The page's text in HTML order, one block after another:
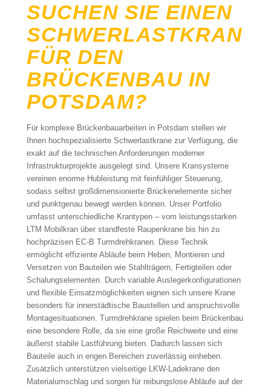
SUCHEN SIE EINEN
SCHWERLASTKRAN
FÜR DEN
BRÜCKENBAU IN
POTSDAM?
Für komplexe Brückenbauarbeiten in Potsdam stellen wir
Ihnen hochspezialisierte Schwerlastkrane zur Verfügung, die
exakt auf die technischen Anforderungen moderner
Infrastrukturprojekte ausgelegt sind. Unsere Kransysteme
vereinen enorme Hubleistung mit feinfühliger Steuerung,
sodass selbst großdimensionierte Brückenelemente sicher
und punktgenau bewegt werden können. Unser Portfolio
umfasst unterschiedliche Krantypen – vom leistungsstarken
LTM Mobilkran über standfeste Raupenkrane bis hin zu
hochpräzisen EC-B Turmdrehkranen. Diese Technik
ermöglicht effiziente Abläufe beim Heben, Montieren und
Versetzen von Bauteilen wie Stahlträgern, Fertigteilen oder
Schalungselementen. Durch variable Auslegerkonfigurationen
und flexible Einsatzmöglichkeiten eignen sich unsere Krane
besonders für innerstädtische Baustellen und anspruchsvolle
Montagesituationen. Turmdrehkrane spielen beim Brückenbau
eine besondere Rolle, da sie eine große Reichweite und eine
äußerst stabile Lastführung bieten. Dadurch lassen sich
Bauteile auch in engen Bereichen zuverlässig einheben.
Zusätzlich unterstützen vielseitige LKW-Ladekrane den
Materialumschlag und sorgen für reibungslose Abläufe auf der